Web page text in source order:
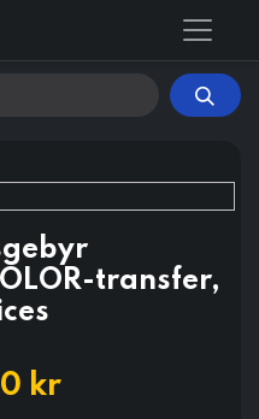
transfer,
kr